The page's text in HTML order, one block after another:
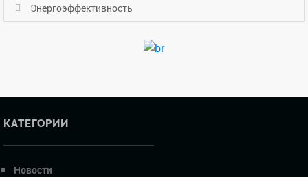
Энергоэффективность
КАТЕГОРИИ
Новости